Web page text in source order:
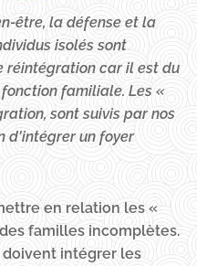
être, la défense et la
isolés sont
réintégration car il est du
familiale. Les «
sont suivis par nos
d'intégrer un foyer
en relation les «
familles incomplètes.
intégrer les